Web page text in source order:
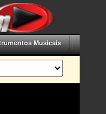
Musicais